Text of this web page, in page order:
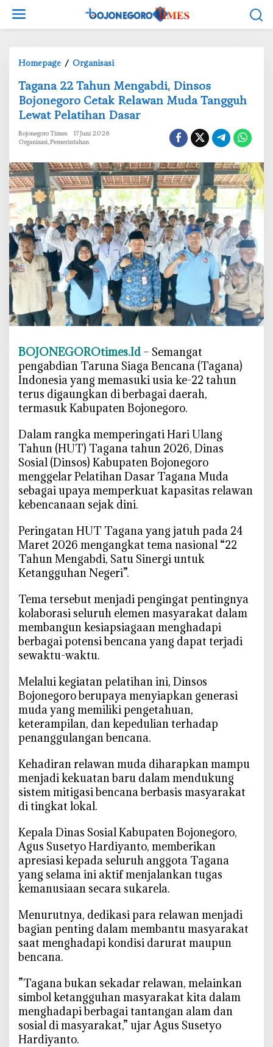
w
Homepage / Organisasi
a
g
a
2
T
a
h
u
n
M
e
n
a
b
,
D
i
n
s
s
B
o
j
o
n
g
o
r
o
e
t
a
k
l
a
w
a
n
u
d
a
n
g
g
u
h
L
w
a
t
l
a
t
i
‎Tagana 22 Tahun Mengabdi, Dinsos
Bojonegoro Cetak Relawan Muda Tangguh
Lewat Pelatihan Dasar
Bojonegoro Times
17 Juni 2026
Organisasi,Pemerintahan
BOJONEGOROtimes.Id – Semangat
pengabdian Taruna Siaga Bencana (Tagana)
Indonesia yang memasuki usia ke-22 tahun
terus digaungkan di berbagai daerah,
termasuk Kabupaten Bojonegoro.
‎Dalam rangka memperingati Hari Ulang
Tahun (HUT) Tagana tahun 2026, Dinas
Sosial (Dinsos) Kabupaten Bojonegoro
menggelar Pelatihan Dasar Tagana Muda
sebagai upaya memperkuat kapasitas relawan
kebencanaan sejak dini.
‎Peringatan HUT Tagana yang jatuh pada 24
Maret 2026 mengangkat tema nasional “22
Tahun Mengabdi, Satu Sinergi untuk
Ketangguhan Negeri”.
‎Tema tersebut menjadi pengingat pentingnya
kolaborasi seluruh elemen masyarakat dalam
membangun kesiapsiagaan menghadapi
berbagai potensi bencana yang dapat terjadi
sewaktu-waktu.
‎Melalui kegiatan pelatihan ini, Dinsos
Bojonegoro berupaya menyiapkan generasi
muda yang memiliki pengetahuan,
keterampilan, dan kepedulian terhadap
penanggulangan bencana.
‎Kehadiran relawan muda diharapkan mampu
menjadi kekuatan baru dalam mendukung
sistem mitigasi bencana berbasis masyarakat
di tingkat lokal.
‎Kepala Dinas Sosial Kabupaten Bojonegoro,
Agus Susetyo Hardiyanto, memberikan
apresiasi kepada seluruh anggota Tagana
yang selama ini aktif menjalankan tugas
kemanusiaan secara sukarela.
‎Menurutnya, dedikasi para relawan menjadi
bagian penting dalam membantu masyarakat
saat menghadapi kondisi darurat maupun
bencana.
‎”Tagana bukan sekadar relawan, melainkan
simbol ketangguhan masyarakat kita dalam
menghadapi berbagai tantangan alam dan
sosial di masyarakat,” ujar Agus Susetyo
Hardiyanto.